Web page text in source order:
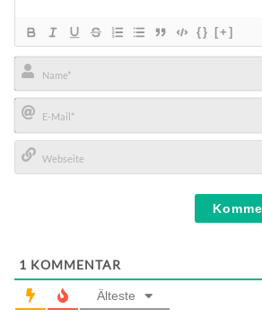
{} [+]
Name*
E-
Mail*
1 KOMMENTAR
Älteste